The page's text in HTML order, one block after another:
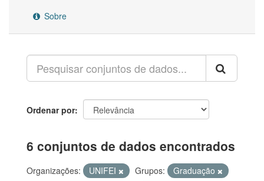
Sobre
Ordenar por
6 conjuntos de dados encontrados
Organizações: UNIFEI Grupos:
Graduação